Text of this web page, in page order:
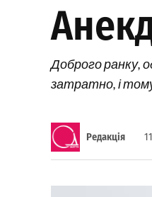
Доброго ранку,
затратно, і
Редакція